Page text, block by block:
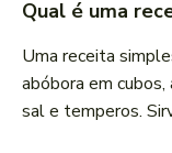
Qual é uma
Uma receita
abóbora em
sal e temperos.